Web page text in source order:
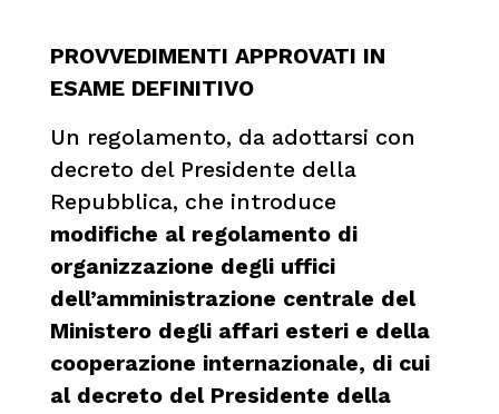
PROVVEDIMENTI APPROVATI IN
ESAME DEFINITIVO
Un regolamento, da adottarsi con
decreto del Presidente della
Repubblica, che introduce
modifiche al regolamento di
organizzazione degli uffici
dell’amministrazione centrale del
Ministero degli affari esteri e della
cooperazione internazionale, di cui
al decreto del Presidente della